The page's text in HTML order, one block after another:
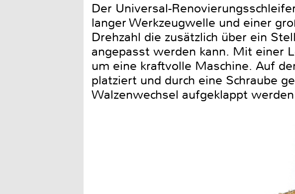
Der Universal-
langer Werkzeugwelle und einer
Drehzahl die zusätzlich über ein
angepasst werden kann. Mit einer
um eine kraftvolle Maschine. Auf
platziert und durch eine Schraube
Walzenwechsel aufgeklappt